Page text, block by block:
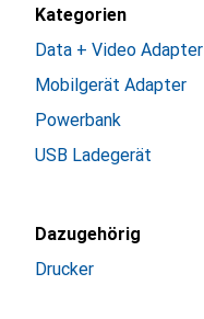
Kategorien
Data + Video Adapter
Mobilgerät Adapter
Powerbank
USB Ladegerät
Dazugehörig
Drucker